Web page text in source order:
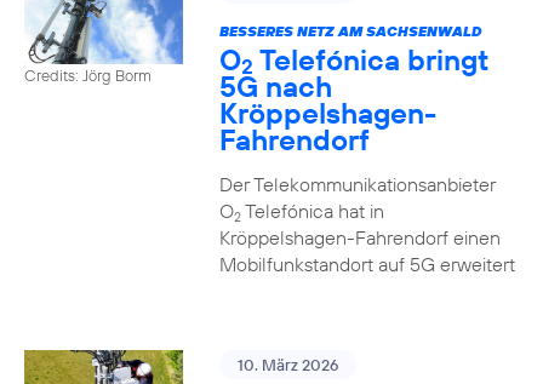
Credits: Jörg Borm
BESSERES NETZ AM SACHSENWALD
O2 Telefónica bringt
5G nach
Kröppelshagen-
Fahrendorf
Der Telekommunikationsanbieter
O2Telefónica hat in
Kröppelshagen-Fahrendorf einen
Mobilfunkstandort auf 5G erweitert
10. März 2026